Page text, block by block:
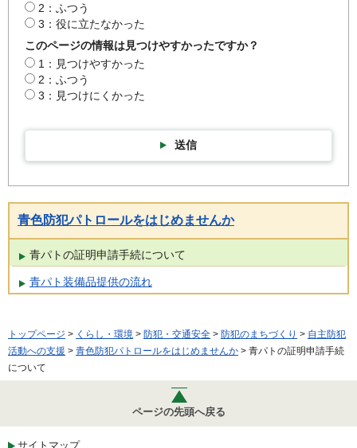
2：ふつう
3：役に立たなかった
このページの情報は見つけやすかったですか？
1：見つけやすかった
2：ふつう
3：見つけにくかった
送信
青色防犯パトロールをはじめませんか
青パトの証明申請手続について
青パト装備品提供の流れ
トップページ > くらし・環境 > 防犯・交通安全 > 防犯のまちづくり > 自主防犯
活動への支援 > 青色防犯パトロールをはじめませんか > 青パトの証明申請手続
について
ページの先頭へ戻る
サイトマップ